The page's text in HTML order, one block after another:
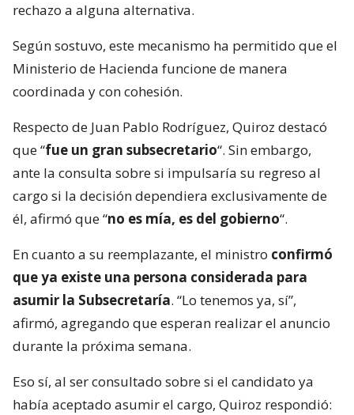
rechazo a alguna alternativa.
Según sostuvo, este mecanismo ha permitido que el
Ministerio de Hacienda funcione de manera
coordinada y con cohesión.
Respecto de Juan Pablo Rodríguez, Quiroz destacó
que “fue un gran subsecretario“. Sin embargo,
ante la consulta sobre si impulsaría su regreso al
cargo si la decisión dependiera exclusivamente de
él, afirmó que “no es mía, es del gobierno“.
En cuanto a su reemplazante, el ministro confirmó
que ya existe una persona considerada para
asumir la Subsecretaría. “Lo tenemos ya, sí”,
afirmó, agregando que esperan realizar el anuncio
durante la próxima semana.
Eso sí, al ser consultado sobre si el candidato ya
había aceptado asumir el cargo, Quiroz respondió: